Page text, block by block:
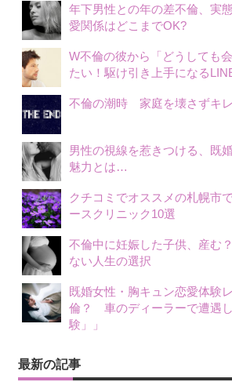
年下男性との年の差不倫、実
愛関係はどこまでOK?
W不倫の彼から「どうしても
たい！駆け引き上手になる
不倫の潮時 家庭を壊さずキ
男性の視線を惹きつける、既
魅力とは…
クチコミでオススメの札幌市
ースクリニック10選
不倫中に妊娠した子供、産む
ない人生の選択
既婚女性・胸キュン恋愛体験
倫？ 車のディーラーで遭遇
験」」
最新の記事